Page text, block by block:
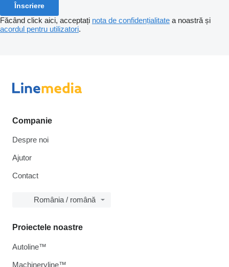
Înscriere
Făcând click aici, acceptați nota de confidențialitate a noastră și
acordul pentru utilizatori.
Companie
Despre noi
Ajutor
Contact
România / română
Proiectele noastre
Autoline™
Machineryline™